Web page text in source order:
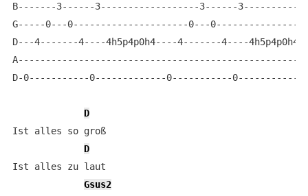
B-------3------3------------------3------
G-----0---0---------------------0---
D---4-------4----4h5p4p0h4----4-------4----
D-0-----------0-------------0-----------
D
Ist alles so groß
D
Ist alles zu laut
Gsus2